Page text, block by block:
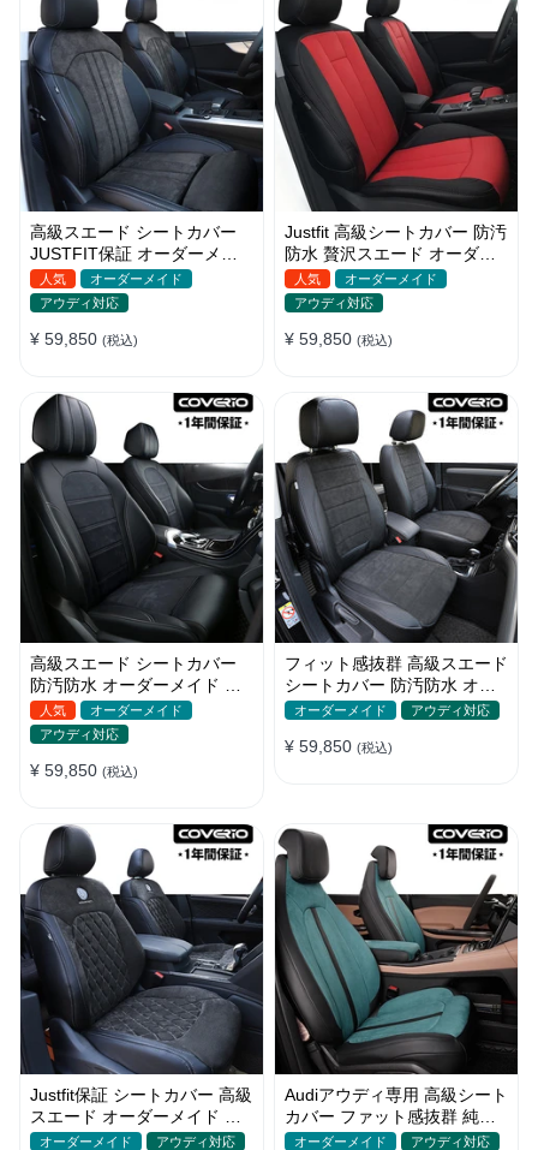
高級スエード シートカバー
JUSTFIT保証 オーダーメイ
ド ロゴ入り 耐摩耗性 全席セ
ット
人気
オーダーメイド
アウディ対応
¥ 59,850 (税込)
Justfit 高級シートカバー 防汚
防水 贅沢スエード オーダー
メイド オシャレ 全席セット
人気
オーダーメイド
アウディ対応
¥ 59,850 (税込)
高級スエード シートカバー
防汚防水 オーダーメイド 優
れた耐久性 オシャレ 全席セ
ット
人気
オーダーメイド
アウディ対応
¥ 59,850 (税込)
フィット感抜群 高級スエード
シートカバー 防汚防水 オー
ダーメイド 耐久性 全席セッ
オーダーメイド アウディ対応
¥ 59,850 (税込)
Justfit保証 シートカバー 高級
スエード オーダーメイド ロ
ゴ入り 防汚防水 全席セット
オーダーメイド アウディ対応
Audiアウディ専用 高級シート
カバー ファット感抜群 純正
シート対応 防水 オシャレ
オーダーメイド アウディ対応